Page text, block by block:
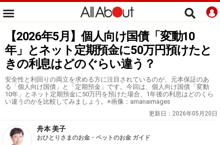
【2026年5月】個人向け国債「変動10
年」とネット定期預金に50万円預けたと
きの利息はどのぐらい違う？
安全性と利回りの両立を求める方に注目されているのが、元本保証のあ
る「個人向け国債」と「定期預金」です。今回は、個人向け国債「変動
10年」とネット定期預金に50万円を預けた場合、1年後の利息はどのくら
い違うのかを比較してみましょう。※画像：amanaimages
更新日： 2026年05月20日
舟本 美子
おひとりさまのお金・ペットのお金 ガイド